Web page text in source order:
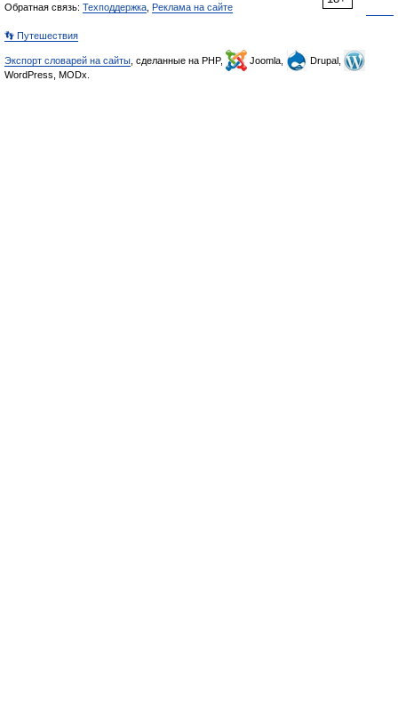
Обратная связь: Техподдержка Реклама на сайте
👣 Путешествия
Экспорт словарей на сайты , сделанные на PHP, Joomla,
Drupal,
WordPress, MODx.